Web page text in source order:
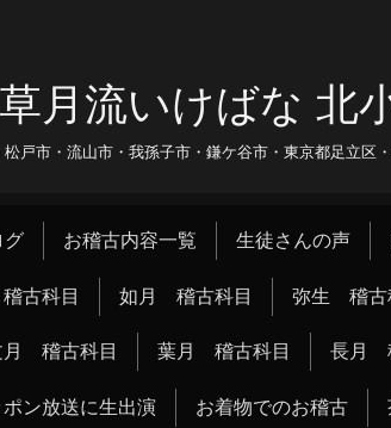
月流いけばな 北
戸市・流山市・我孫子市・鎌ケ谷市・東京都足立区
グ お稽古内容一覧 生徒さんの声
古科目 如月 稽古科目 弥生 稽古
月 稽古科目 葉月 稽古科目 長月
ポン放送に生出演 お着物でのお稽古